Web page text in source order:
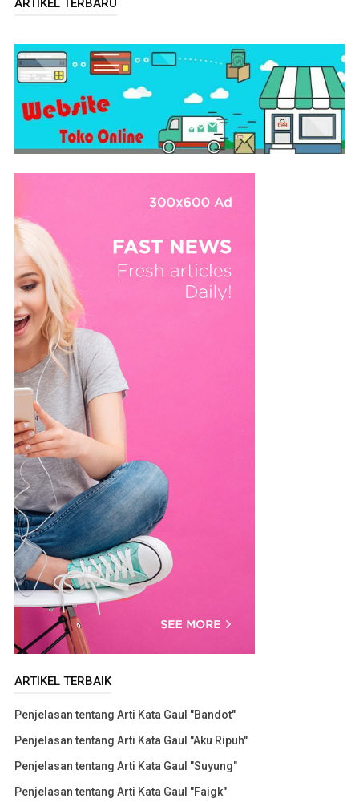
ARTIKEL TERBAIK
Penjelasan tentang Arti Kata Gaul "Bandot"
Penjelasan tentang Arti Kata Gaul "Aku Ripuh"
Penjelasan tentang Arti Kata Gaul "Suyung"
Penjelasan tentang Arti Kata Gaul "Faigk"